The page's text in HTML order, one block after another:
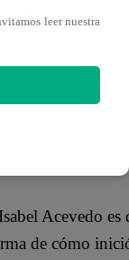
Acevedo es
de cómo
leer nuestra